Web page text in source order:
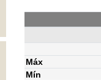
Máx
Mín